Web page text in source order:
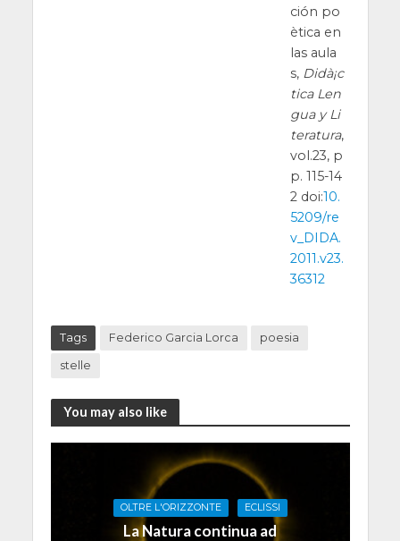
ción po
ètica en
las aula
s, Didà¡c
tica Len
gua y Li
teratura,
vol.23, p
p. 115-14
2 doi:10.
5209/re
v_DIDA.
2011.v23.
36312
Tags Federico Garcia Lorca poesia
stelle
You may also like
OLTRE L'ORIZZONTE ECLISSI
La Natura continua ad